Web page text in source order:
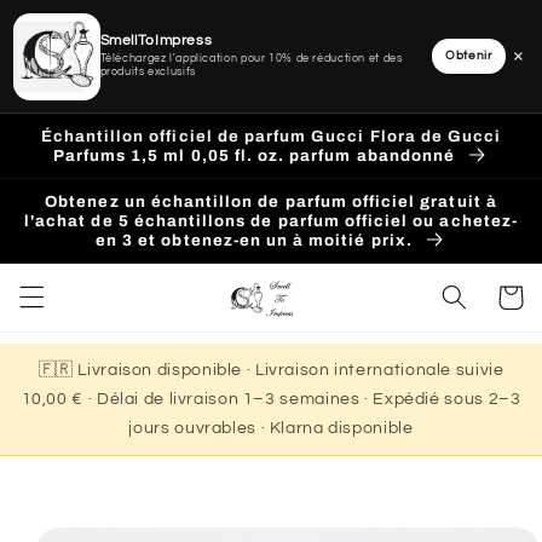
Ignorer
passer
au
Échantillon officiel de parfum Gucci Flora de Gucci
Parfums 1,5 ml 0,05 fl. oz. parfum abandonné
Obtenez un échantillon de parfum officiel gratuit à
l'achat de 5 échantillons de parfum officiel ou achetez-
en 3 et obtenez-en un à moitié prix.
Panier
🇫🇷 Livraison disponible · Livraison internationale suivie
10,00 € · Délai de livraison 1–3 semaines · Expédié sous 2–3
jours ouvrables · Klarna disponible
SmellToImpress
Téléchargez l'application pour 10% de réduction et des
produits exclusifs
Obtenir ×